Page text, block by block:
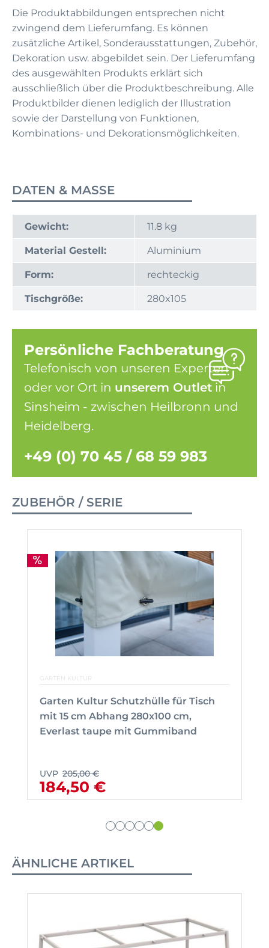
Die Produktabbildungen entsprechen nicht
zwingend dem Lieferumfang. Es können
zusätzliche Artikel, Sonderausstattungen, Zubehör,
Dekoration usw. abgebildet sein. Der Lieferumfang
des ausgewählten Produkts erklärt sich
ausschließlich über die Produktbeschreibung. Alle
Produktbilder dienen lediglich der Illustration
sowie der Darstellung von Funktionen,
Kombinations- und Dekorationsmöglichkeiten.
DATEN & MASSE
Gewicht: 11.8 kg
Material Gestell: Aluminium
Form: rechteckig
Tischgröße: 280x105
Persönliche Fachberatung
Telefonisch von unseren Experten
oder vor Ort in unserem Outlet in
Sinsheim - zwischen Heilbronn und
Heidelberg.
+49 (0) 70 45 / 68 59 983
ZUBEHÖR / SERIE
GARTEN KULTUR
Garten Kultur Schutzhülle für Tisch
mit 15 cm Abhang 280x100 cm,
Everlast taupe mit Gummiband
UVP 205,00 €
184,50 €
ÄHNLICHE ARTIKEL